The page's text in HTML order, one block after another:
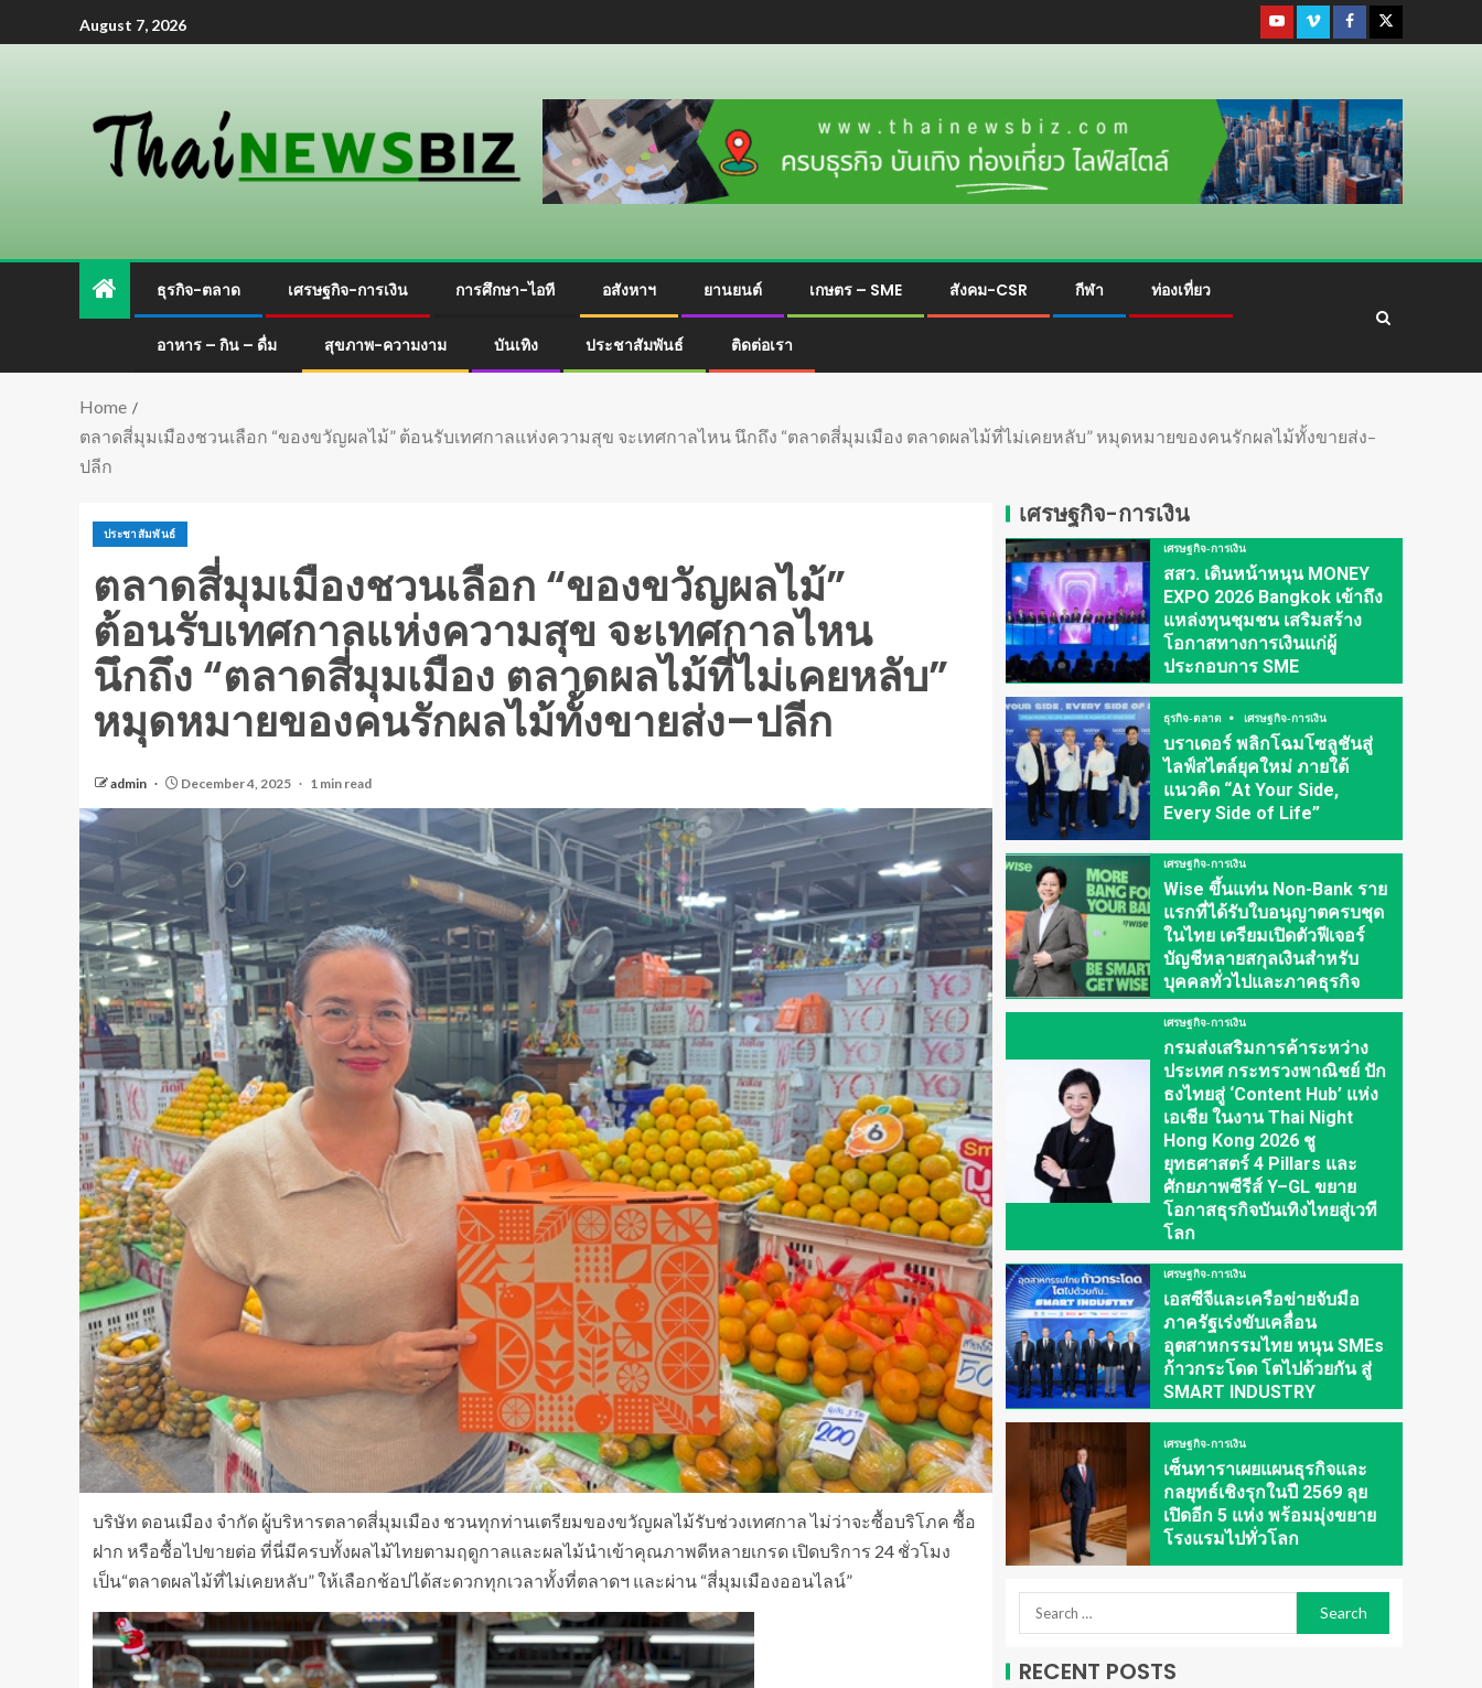
August 7, 2026
ธุรกิจ-ตลาด เศรษฐกิจ-การเงิน การศึกษา-ไอที อสังหาฯ ยานยนต์ เกษตร – SME สังคม-CSR กีฬา ท่องเที่ยว
อาหาร – กิน – ดื่ม สุขภาพ-ความงาม บันเทิง ประชาสัมพันธ์ ติดต่อเรา
Home
ตลาดสี่มุมเมืองชวนเลือก “ของขวัญผลไม้” ต้อนรับเทศกาลแห่งความสุข จะเทศกาลไหน นึกถึง “ตลาดสี่มุมเมือง ตลาดผลไม้ที่ไม่เคยหลับ” หมุดหมายของคนรักผลไม้ทั้งขายส่ง–
ปลีก
ประชาสัมพันธ์
ตลาดสี่มุมเมืองชวนเลือก “ของขวัญผลไม้”
ต้อนรับเทศกาลแห่งความสุข จะเทศกาลไหน
นึกถึง “ตลาดสี่มุมเมือง ตลาดผลไม้ที่ไม่เคยหลับ”
หมุดหมายของคนรักผลไม้ทั้งขายส่ง–ปลีก
admin December 4, 2025 1 min read
บริษัท ดอนเมือง จำกัด ผู้บริหารตลาดสี่มุมเมือง ชวนทุกท่านเตรียมของขวัญผลไม้รับช่วงเทศกาล ไม่ว่าจะซื้อบริโภค ซื้อ
ฝาก หรือซื้อไปขายต่อ ที่นี่มีครบทั้งผลไม้ไทยตามฤดูกาลและผลไม้นำเข้าคุณภาพดีหลายเกรด เปิดบริการ 24 ชั่วโมง
เป็น“ตลาดผลไม้ที่ไม่เคยหลับ” ให้เลือกช้อปได้สะดวกทุกเวลาทั้งที่ตลาดฯ และผ่าน “สี่มุมเมืองออนไลน์”
เศรษฐกิจ-การเงิน
เศรษฐกิจ-การเงิน
สสว. เดินหน้าหนุน MONEY
EXPO 2026 Bangkok เข้าถึง
แหล่งทุนชุมชน เสริมสร้าง
โอกาสทางการเงินแก่ผู้
ประกอบการ SME
ธุรกิจ-ตลาด เศรษฐกิจ-การเงิน
บราเดอร์ พลิกโฉมโซลูชันสู่
ไลฟ์สไตล์ยุคใหม่ ภายใต้
แนวคิด “At Your Side,
Every Side of Life”
เศรษฐกิจ-การเงิน
Wise ขึ้นแท่น Non-Bank ราย
แรกที่ได้รับใบอนุญาตครบชุด
ในไทย เตรียมเปิดตัวฟีเจอร์
บัญชีหลายสกุลเงินสำหรับ
บุคคลทั่วไปและภาคธุรกิจ
เศรษฐกิจ-การเงิน
กรมส่งเสริมการค้าระหว่าง
ประเทศ กระทรวงพาณิชย์ ปัก
ธงไทยสู่ ‘Content Hub’ แห่ง
เอเชีย ในงาน Thai Night
Hong Kong 2026 ชู
ยุทธศาสตร์ 4 Pillars และ
ศักยภาพซีรีส์ Y–GL ขยาย
โอกาสธุรกิจบันเทิงไทยสู่เวที
โลก
เศรษฐกิจ-การเงิน
เอสซีจีและเครือข่ายจับมือ
ภาครัฐเร่งขับเคลื่อน
อุตสาหกรรมไทย หนุน SMEs
ก้าวกระโดด โตไปด้วยกัน สู่
SMART INDUSTRY
เศรษฐกิจ-การเงิน
เซ็นทาราเผยแผนธุรกิจและ
กลยุทธ์เชิงรุกในปี 2569 ลุย
เปิดอีก 5 แห่ง พร้อมมุ่งขยาย
โรงแรมไปทั่วโลก
RECENT POSTS